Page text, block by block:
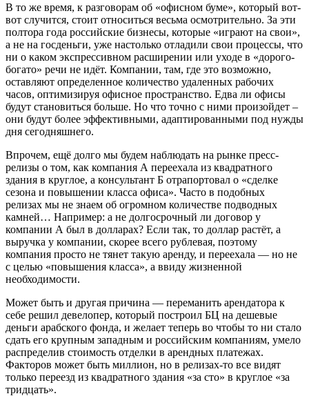
В то же время, к разговорам об «офисном буме», который вот-
вот случится, стоит относиться весьма осмотрительно. За эти
полтора года российские бизнесы, которые «играют на свои»,
а не на госденьги, уже настолько отладили свои процессы, что
ни о каком экспрессивном расширении или уходе в «дорого-
богато» речи не идёт. Компании, там, где это возможно,
оставляют определенное количество удаленных рабочих
часов, оптимизируя офисное пространство. Едва ли офисы
будут становиться больше. Но что точно с ними произойдет –
они будут более эффективными, адаптированными под нужды
дня сегодняшнего.
Впрочем, ещё долго мы будем наблюдать на рынке пресс-
релизы о том, как компания А переехала из квадратного
здания в круглое, а консультант Б отрапортовал о «сделке
сезона и повышении класса офиса». Часто в подобных
релизах мы не знаем об огромном количестве подводных
камней… Например: а не долгосрочный ли договор у
компании А был в долларах? Если так, то доллар растёт, а
выручка у компании, скорее всего рублевая, поэтому
компания просто не тянет такую аренду, и переехала — но не
с целью «повышения класса», а ввиду жизненной
необходимости.
Может быть и другая причина — переманить арендатора к
себе решил девелопер, который построил БЦ на дешевые
деньги арабского фонда, и желает теперь во чтобы то ни стало
сдать его крупным западным и российским компаниям, умело
распределив стоимость отделки в арендных платежах.
Факторов может быть миллион, но в релизах-то все видят
только переезд из квадратного здания «за сто» в круглое «за
тридцать».